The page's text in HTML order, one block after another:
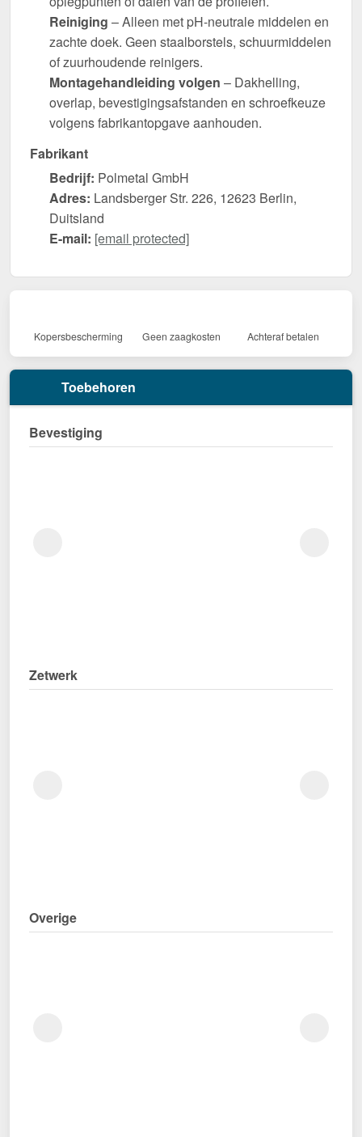
Reiniging – Alleen met pH-neutrale middelen en
zachte doek. Geen staalborstels, schuurmiddelen
of zuurhoudende reinigers.
Montagehandleiding volgen – Dakhelling,
overlap, bevestigingsafstanden en schroefkeuze
volgens fabrikantopgave aanhouden.
Fabrikant
Bedrijf: Polmetal GmbH
Adres: Landsberger Str. 226, 12623 Berlin,
Duitsland
E-mail: [email protected]
Kopersbescherming Geen zaagkosten Achteraf betalen
Toebehoren
Bevestiging
Zetwerk
Overige